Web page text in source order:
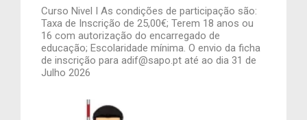
Curso Nivel I As condições de participação são:
Taxa de Inscrição de 25,00€; Terem 18 anos ou
16 com autorização do encarregado de
educação; Escolaridade mínima. O envio da ficha
de inscrição para adif@sapo.pt até ao dia 31 de
Julho 2026